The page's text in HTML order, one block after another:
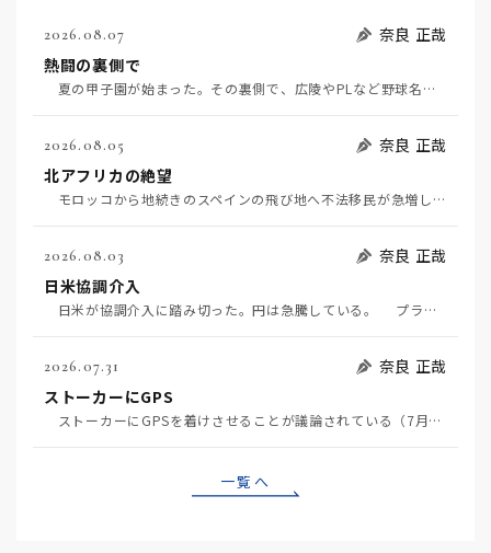
2026.08.07
奈良 正哉
熱闘の裏側で
夏の甲子園が始まった。その裏側で、広陵やPLなど野球名門校（だった）の不祥事のその後について、「熱…
2026.08.05
奈良 正哉
北アフリカの絶望
モロッコから地続きのスペインの飛び地へ不法移民が急増していて、当地の大問題となっている。「海を泳い…
2026.08.03
奈良 正哉
日米協調介入
日米が協調介入に踏み切った。円は急騰している。 プラザ合意以降、協調介入は為替相場の転機になって…
2026.07.31
奈良 正哉
ストーカーにGPS
ストーカーにGPSを着けさせることが議論されている（7月29日日経）。反対派は「ストーカーにも人権…
一覧へ